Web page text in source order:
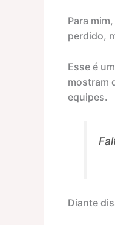
Para
perdido,
Esse é
mostram
equipes.
Diante